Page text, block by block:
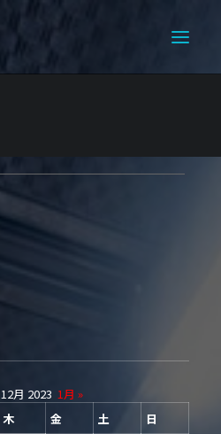
12月 2023 1月 »
木 金 土
日